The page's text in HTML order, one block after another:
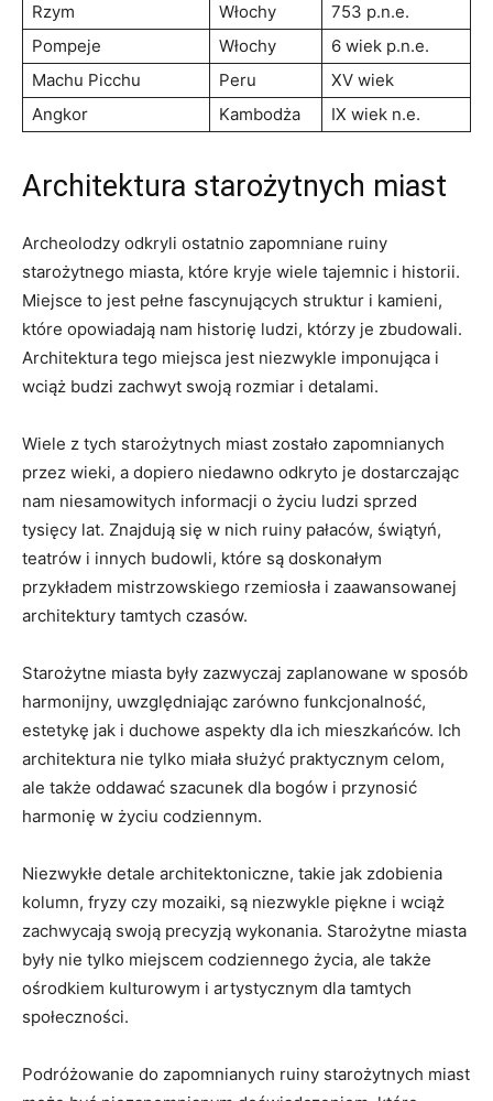
Rzym
Włochy
753 p.n.e.
Pompeje
Włochy
6 wiek p.n.e.
Machu Picchu
Peru
XV wiek
Angkor
Kambodża IX wiek n.e.
Architektura starożytnych miast
Archeolodzy odkryli ostatnio zapomniane ruiny
starożytnego‍ miasta, które kryje wiele tajemnic i historii.
Miejsce to jest pełne fascynujących struktur i kamieni,
które opowiadają nam historię ludzi, którzy je zbudowali.
Architektura⁢ tego miejsca jest niezwykle imponująca i ​
wciąż budzi ⁣zachwyt swoją rozmiar i‍ detalami.
Wiele ⁣z⁢ tych starożytnych⁤ miast‌ zostało zapomnianych
przez wieki, a dopiero ⁢niedawno ‍odkryto je dostarczając
nam niesamowitych informacji o życiu ludzi sprzed
tysięcy lat. Znajdują się w nich ruiny pałaców, ⁢świątyń,
teatrów i innych budowli, które‌ są​ doskonałym
przykładem mistrzowskiego rzemiosła i ​zaawansowanej
architektury tamtych ‍czasów.
Starożytne miasta były zazwyczaj zaplanowane w⁢ sposób‍
harmonijny, uwzględniając zarówno funkcjonalność,
estetykę jak i duchowe⁤ aspekty dla ich mieszkańców.‍ Ich
architektura nie tylko⁣ miała służyć praktycznym celom,⁣
ale także oddawać szacunek dla bogów i przynosić⁣
harmonię w życiu‌ codziennym.
Niezwykłe detale architektoniczne, takie jak zdobienia
kolumn, fryzy czy mozaiki, ⁢są‌ niezwykle piękne i wciąż⁣
zachwycają‍ swoją precyzją wykonania. Starożytne miasta
były nie tylko miejscem codziennego ‌życia, ale ⁢także
ośrodkiem kulturowym i artystycznym dla ‌tamtych
społeczności.
Podróżowanie do zapomnianych ruiny starożytnych miast